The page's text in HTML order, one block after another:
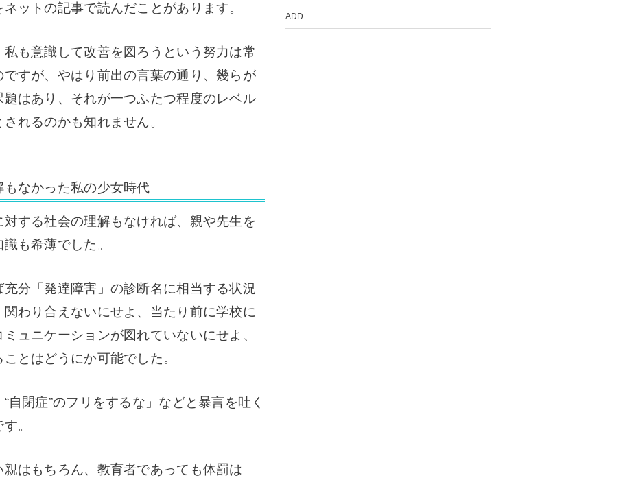
ットの記事で読んだことがあります。
も意識して改善を図ろうという努力は常
すが、やはり前出の言葉の通り、幾らが
はあり、それが一つふたつ程度のレベル
れるのかも知れません。
なかった私の少女時代
する社会の理解もなければ、親や先生を
も希薄でした。
分「発達障害」の診断名に相当する状況
わり合えないにせよ、当たり前に学校に
ュニケーションが図れていないにせよ、
とはどうにか可能でした。
閉症”のフリをするな」などと暴言を吐く
。
はもちろん、教育者であっても体罰は
ADD